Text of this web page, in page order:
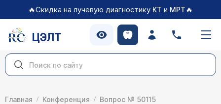
🔥Скидка на лучевую диагностику КТ и МРТ🔥
ЦЭЛТ
Главная Конференция Вопрос № 50115